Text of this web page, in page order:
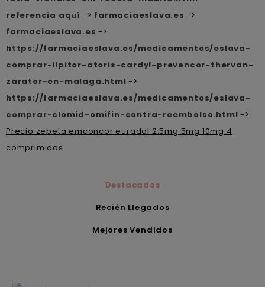
referencia aquí -> farmaciaeslava.es ->
farmaciaeslava.es ->
https://farmaciaeslava.es/medicamentos/eslava-
comprar-lipitor-atoris-cardyl-prevencor-thervan-
zarator-en-malaga.html ->
https://farmaciaeslava.es/medicamentos/eslava-
comprar-clomid-omifin-contra-reembolso.html ->
Precio zebeta emconcor euradal 2.5mg 5mg 10mg 4
comprimidos
Destacados
Recién Llegados
Mejores Vendidos